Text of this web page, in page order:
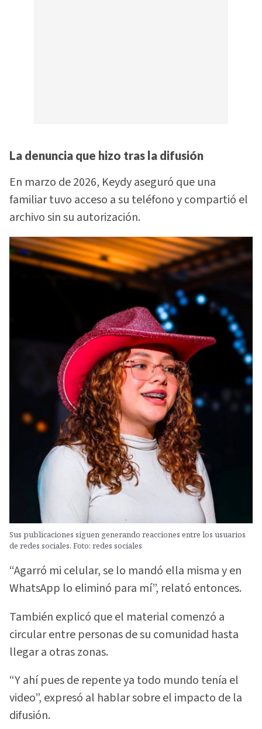
La denuncia que hizo tras la difusión
En marzo de 2026, Keydy aseguró que una
familiar tuvo acceso a su teléfono y compartió el
archivo sin su autorización.
Sus publicaciones siguen generando reacciones entre los usuarios
de redes sociales. Foto: redes sociales
“Agarró mi celular, se lo mandó ella misma y en
WhatsApp lo eliminó para mí”, relató entonces.
También explicó que el material comenzó a
circular entre personas de su comunidad hasta
llegar a otras zonas.
“Y ahí pues de repente ya todo mundo tenía el
video”, expresó al hablar sobre el impacto de la
difusión.